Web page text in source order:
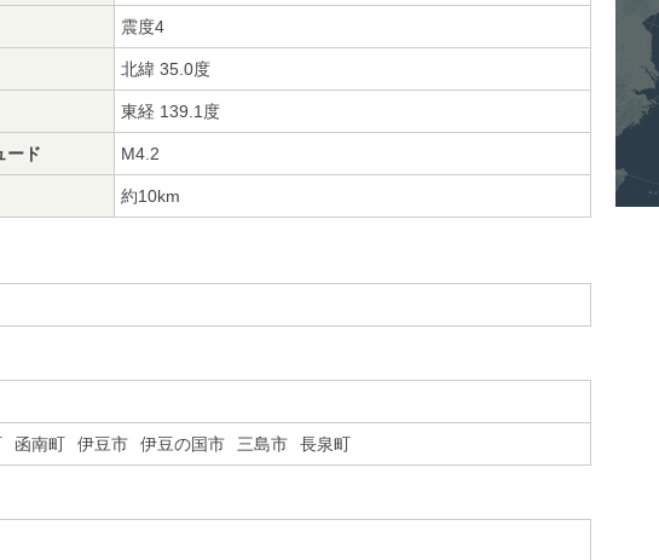
震度4
北緯 35.0度
東経 139.1度
ード M4.2
約10km
函南町 伊豆市 伊豆の国市 三島市 長泉町